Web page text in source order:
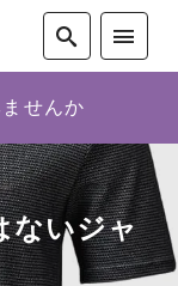
せんか
ないジャ